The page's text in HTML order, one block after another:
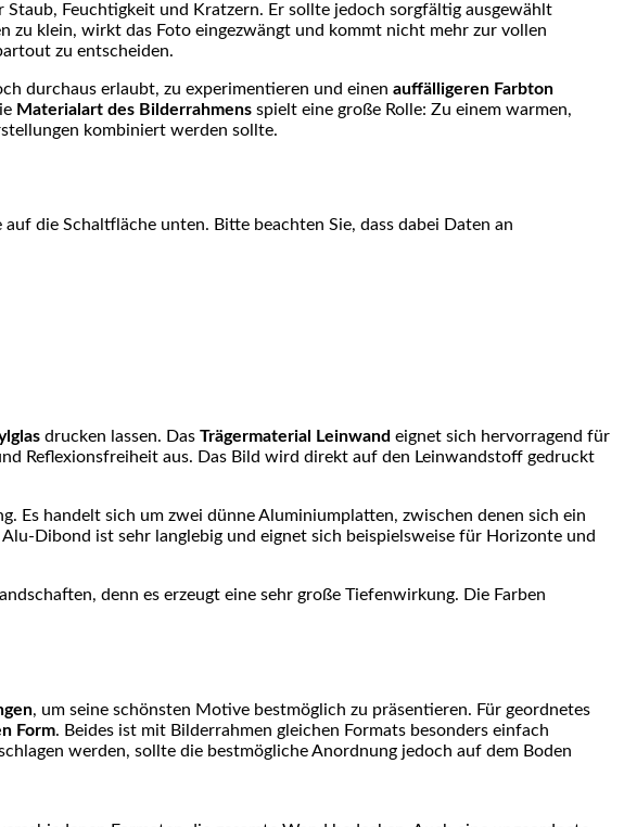
Staub, Feuchtigkeit und Kratzern. Er sollte jedoch sorgfältig ausgewählt
zu klein, wirkt das Foto eingezwängt und kommt nicht mehr zur vollen
zu entscheiden.
durchaus erlaubt, zu experimentieren und einen auffälligeren Farbton
Materialart des Bilderrahmens spielt eine große Rolle: Zu einem warmen,
kombiniert werden sollte.
die Schaltfläche unten. Bitte beachten Sie, dass dabei Daten an
drucken lassen. Das Trägermaterial Leinwand eignet sich hervorragend für
Reflexionsfreiheit aus. Das Bild wird direkt auf den Leinwandstoff gedruckt
Es handelt sich um zwei dünne Aluminiumplatten, zwischen denen sich ein
Dibond ist sehr langlebig und eignet sich beispielsweise für Horizonte und
denn es erzeugt eine sehr große Tiefenwirkung. Die Farben
, um seine schönsten Motive bestmöglich zu präsentieren. Für geordnetes
Form. Beides ist mit Bilderrahmen gleichen Formats besonders einfach
werden, sollte die bestmögliche Anordnung jedoch auf dem Boden